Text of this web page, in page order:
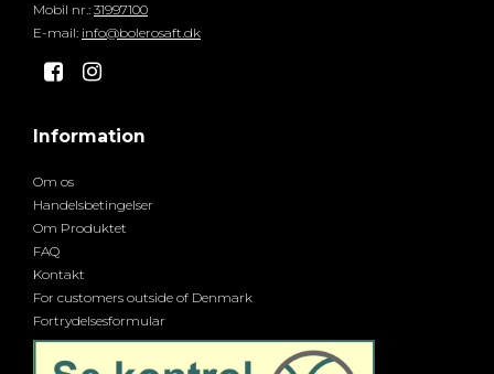
Mobil nr.: 31997100
E-mail: info@bolerosaft.dk
Information
Om os
Handelsbetingelser
Om Produktet
FAQ
Kontakt
For customers outside of Denmark
Fortrydelsesformular